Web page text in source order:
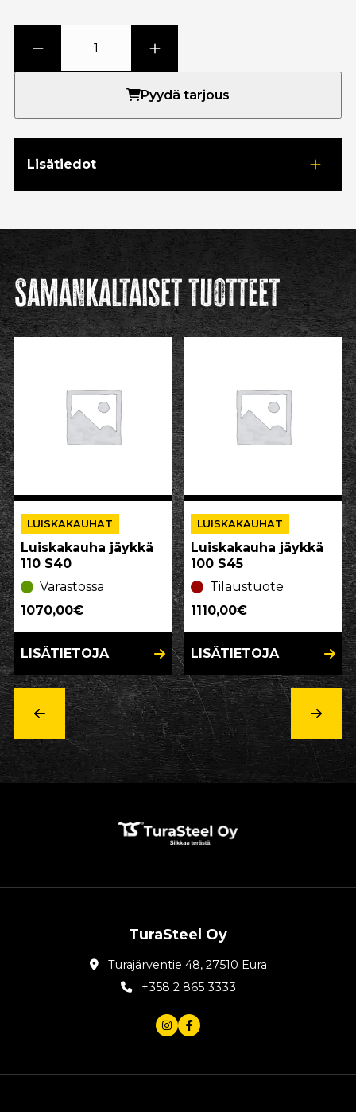
Pyydä tarjous
Lisätiedot
Samankaltaiset tuotteet
Luiskakauha jäykkä
110 S40
LUISKAKAUHAT
Varastossa
1070,00€
LISÄTIETOJA
Luiskakauha jäykkä
100 S45
LUISKAKAUHAT
Tilaustuote
1110,00€
LISÄTIETOJA
TuraSteel Oy
Turajärventie 48, 27510 Eura
+358 2 865 3333